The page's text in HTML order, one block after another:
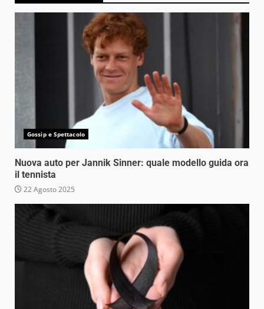
Gossip e Spettacolo
Nuova auto per Jannik Sinner: quale modello guida ora
il tennista
22 Agosto 2025